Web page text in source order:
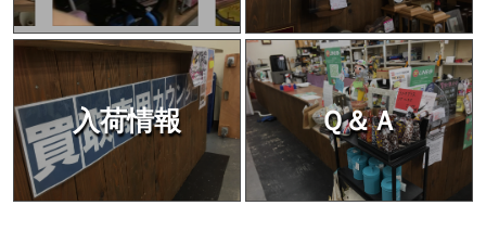
入荷情報 Ｑ＆Ａ